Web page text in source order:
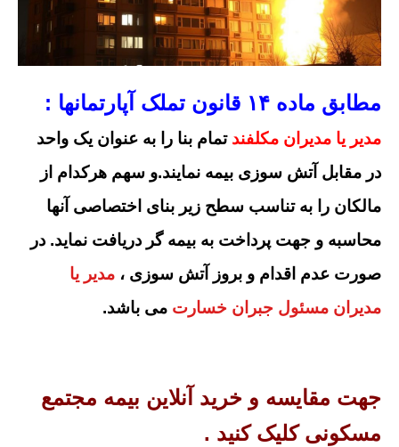
مطابق ماده ۱۴ قانون تملک آپارتمانها :
مدیر یا مدیران مکلفند تمام بنا را به عنوان یک واحد
در مقابل آتش سوزی بیمه نمایند.و سهم هرکدام از
مالکان را به تناسب سطح زیر بنای اختصاصی آنها
محاسبه و جهت پرداخت به بیمه گر دریافت نماید. در
صورت عدم اقدام و بروز آتش سوزی ، مدیر یا
مدیران مسئول جبران خسارتمی باشد.
جهت مقایسه و خرید آنلاین بیمه مجتمع
مسکونی کلیک کنید .